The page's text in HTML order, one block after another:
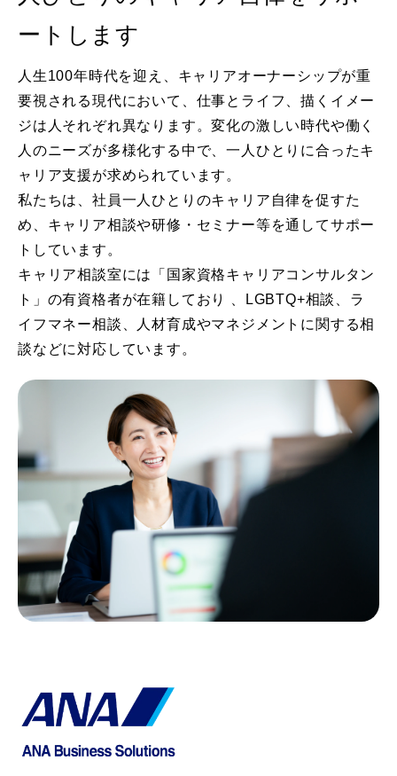
ートします
人生100年時代を迎え、キャリアオーナーシップが重
要視される現代において、仕事とライフ、描くイメー
ジは人それぞれ異なります。変化の激しい時代や働く
人のニーズが多様化する中で、一人ひとりに合ったキ
ャリア支援が求められています。
私たちは、社員一人ひとりのキャリア自律を促すた
め、キャリア相談や研修・セミナー等を通してサポー
トしています。
キャリア相談室には「国家資格キャリアコンサルタン
ト」の有資格者が在籍しており 、LGBTQ+相談、ラ
イフマネー相談、人材育成やマネジメントに関する相
談などに対応しています。